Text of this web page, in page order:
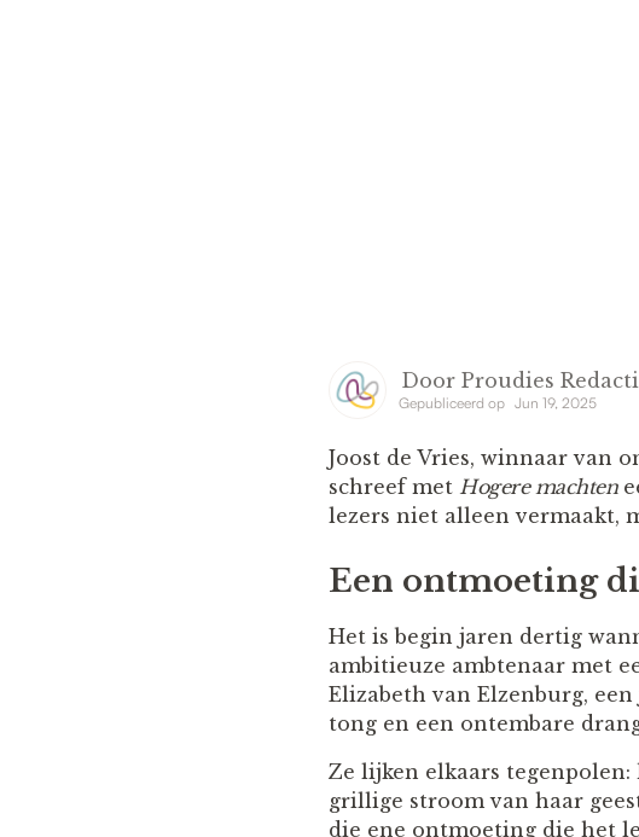
Door Proudies
Gepubliceerd op Jun 19, 2025
Joost de Vries, winnaar van
schreef met Hogere machten
lezers niet alleen vermaakt,
Een ontmoeting
Het is begin jaren dertig
ambitieuze ambtenaar met
Elizabeth van Elzenburg,
tong en een ontembare
Ze lijken elkaars
grillige stroom van haar
die ene ontmoeting die het